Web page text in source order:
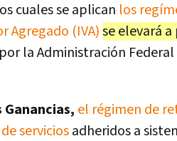
cuales se aplican los
Agregado (IVA)se elevará
la Administración
el régimen de
serviciosadheridos a